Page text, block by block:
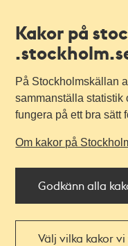
Kakor på
På Stockholmskällan
sammanställa statistik
fungera på ett bra sätt
Om kakor på
Godkänn alla
Välj vilka kakor